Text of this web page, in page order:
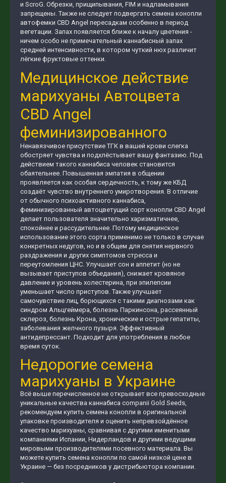
и ScroG. Обрезки, прищипывания, FIM и надламывания
запрещены. Также не следует подвергать семена конопли
автофемки CBD Angel пересадкам особенно в период
вегетации. Запах появляется ближе к началу цветения -
ничем особо не примечательный каннабисный запах
средней интенсивности, в котором чуткий нюх различит
лёгкие фруктовые оттенки.
Медицинское действие
марихуаны Автоцвета
CBD Angel
феминизированного
Ненавязчивое присутствие ТГК в вашей крови слегка
обостряет чувства и подхлёстывает вашу фантазию. Под
действием такого каннабиса человек становится
обаятельнее. Повышенная эмпатия в общении
проявляется как особая сердечность, к тому же КБД
создаёт чувство внутреннего умиротворения. В отличие
от обычного психоактивного каннабиса,
феминизированный автоцветущий сорт конопли CBD Angel
делает пользователя значительно харизматичнее,
спокойнее и рассудительнее. Потому медицинское
использование этого сорта применимо не только в случае
конкретных недугов, но и в общем для снятия нервного
раздражения и других симптомов стресса и
переутомления ЦНС. Улучшает сон и аппетит (но не
вызывает приступов объедания), снижает кровяное
давление и уровень холестерина, при эпилепсии
уменьшает число приступов. Также улучшает
самочувствие лиц, борющихся с такими диагнозами как
синдром Альцгеймера, болезнь Паркинсона, рассеянный
склероз, болезнь Крона, хронические и острые гепатиты,
заболевания желчного пузыря. Эффективный
антидепрессант. Подходит для употребления в любое
время суток.
Недорогие семена
марихуаны в Украине
Всё выше перечисленное не открывает все превосходные
уникальные качества каннабиса companii Gold Seeds,
рекомендуем купить семена конопли в оригинальной
упаковке производителя и оценить непревзойдённое
качество марихуаны, сравнивая с другими именитыми
компаниями Испании, Нидерландов и другими ведущими
мировыми производителями посевного материала. Вы
можете купить семена конопли по самой низкой цене в
Украине — без посредников у дистрибьютора компании.